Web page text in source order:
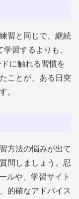
習と同じで、継続
習するよりも、
に触れる習慣を
ことが、ある日突
。
方法の悩みが出て
問しましょう。忍
ルや、学習サイト
的確なアドバイス